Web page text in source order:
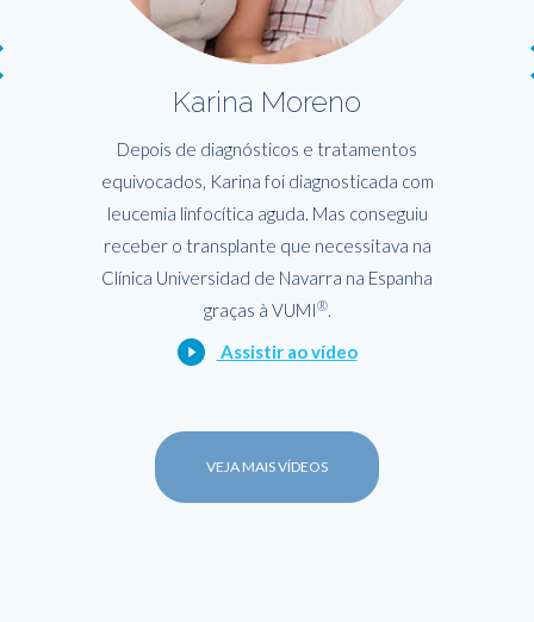
Karina Moreno
Depois de diagnósticos e tratamentos
equivocados, Karina foi diagnosticada com
leucemia linfocítica aguda. Mas conseguiu
receber o transplante que necessitava na
Clínica Universidad de Navarra na Espanha
graças à VUMI®.
Assistir ao vídeo
VEJA MAIS VÍDEOS